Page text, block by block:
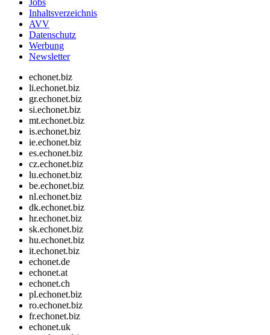
Jobs
Inhaltsverzeichnis
AVV
Datenschutz
Werbung
Newsletter
echonet.biz
li.echonet.biz
gr.echonet.biz
si.echonet.biz
mt.echonet.biz
is.echonet.biz
ie.echonet.biz
es.echonet.biz
cz.echonet.biz
lu.echonet.biz
be.echonet.biz
nl.echonet.biz
dk.echonet.biz
hr.echonet.biz
sk.echonet.biz
hu.echonet.biz
it.echonet.biz
echonet.de
echonet.at
echonet.ch
pl.echonet.biz
ro.echonet.biz
fr.echonet.biz
echonet.uk